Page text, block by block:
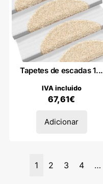
Tapetes de escadas 1...
67,61€
IVA incluido
Adicionar
1 2 3 4 …